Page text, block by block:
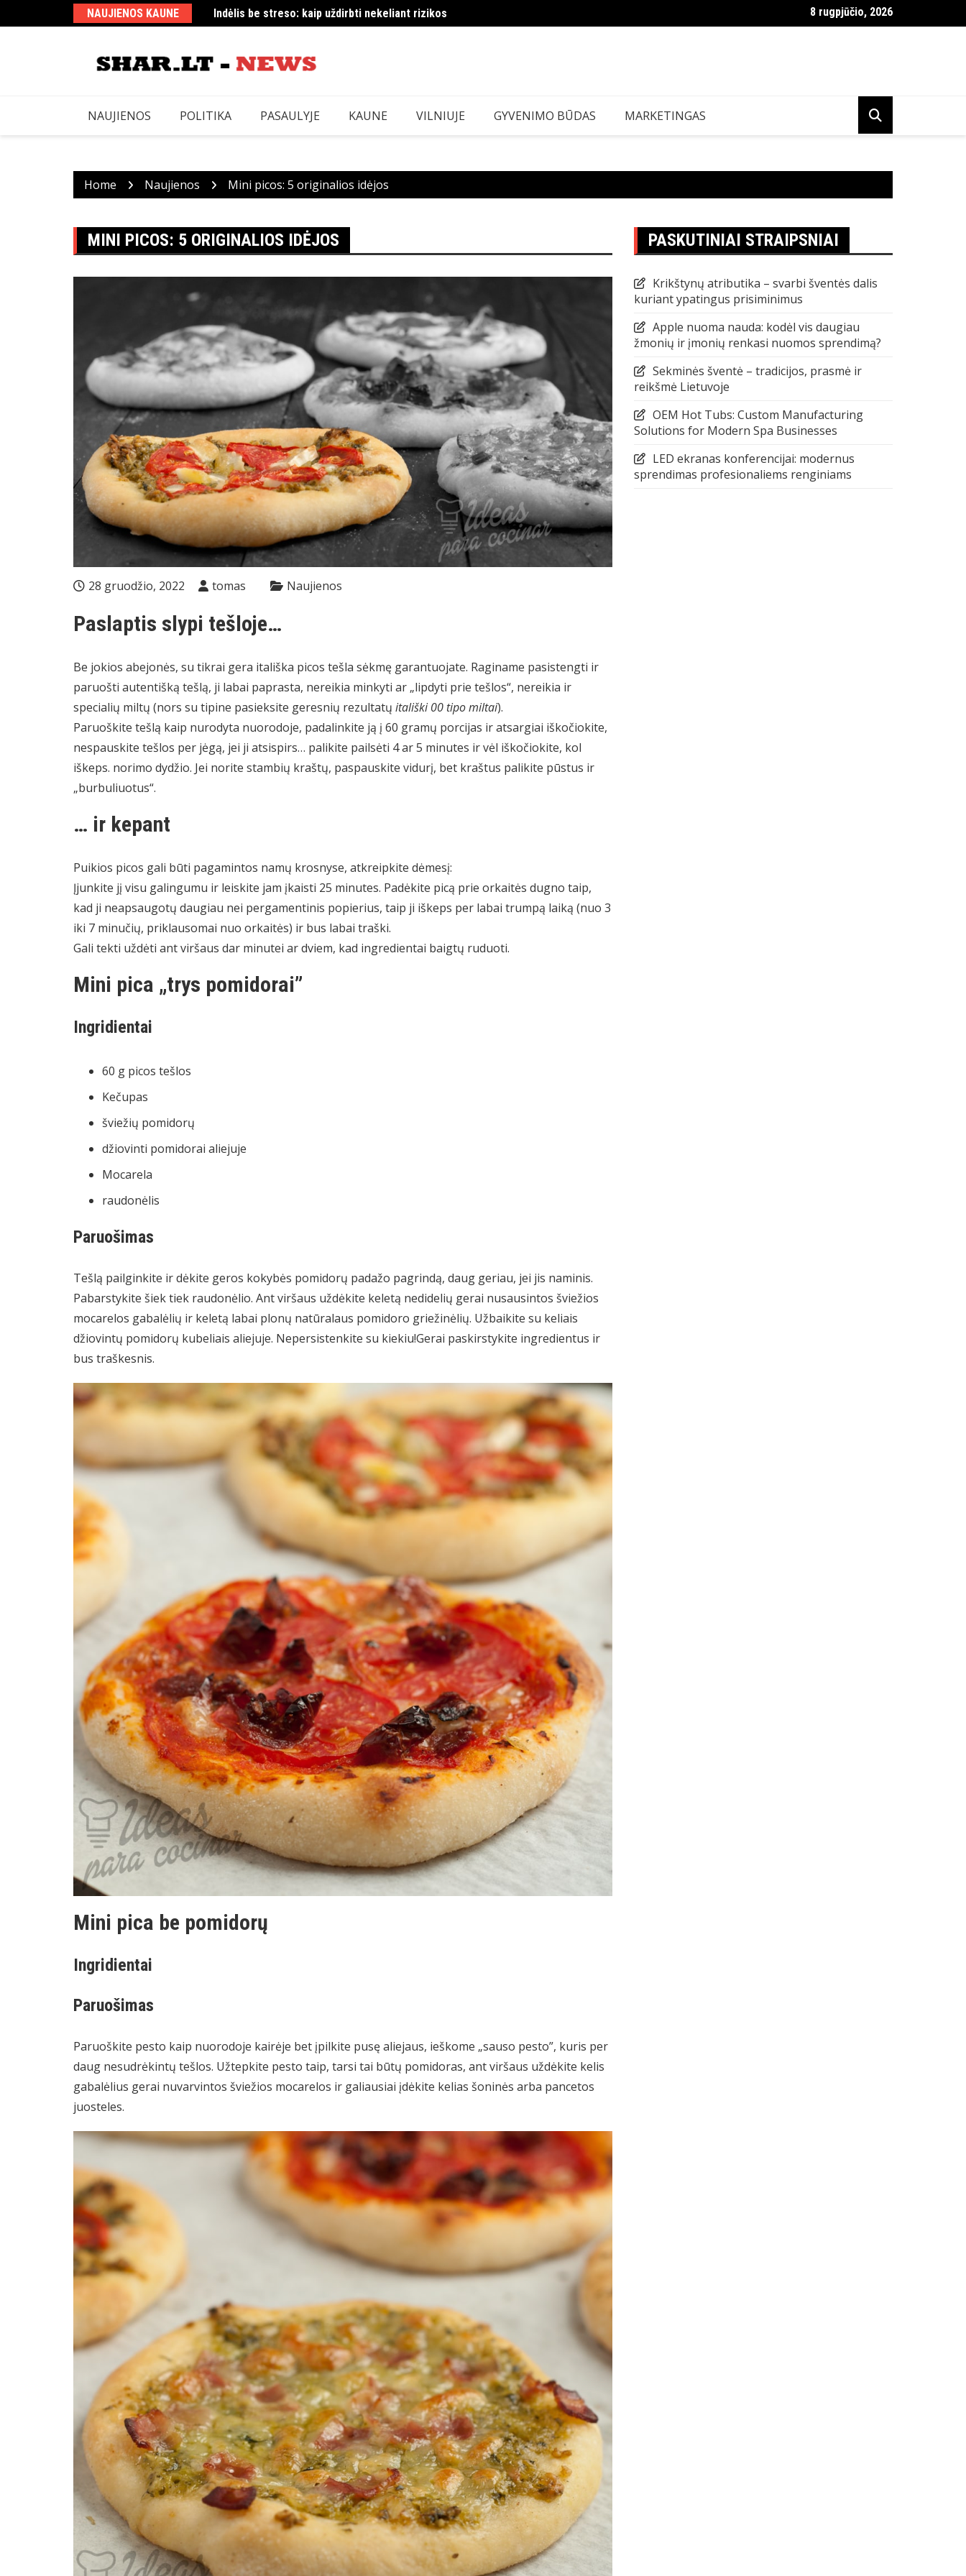
to
NAUJIENOS KAUNE Indėlis be streso: kaip uždirbti nekeliant rizikos
Ar „CS 1.6“ dar populiarus ir kaip atsiųsti žaidimus nemokamai iš „Cybersports.lt 8 rugpjūčio, 2026
NAUJIENOS POLITIKA PASAULYJE KAUNE VILNIUJE GYVENIMO BŪDAS MARKETINGAS
Home Naujienos Mini picos: 5 originalios idėjos
MINI PICOS: 5 ORIGINALIOS IDĖJOS
28 gruodžio, 2022 tomas Naujienos
Paslaptis slypi tešloje…
Be jokios abejonės, su tikrai gera itališka picos tešla sėkmę garantuojate. Raginame pasistengti ir
paruošti autentišką tešlą, ji labai paprasta, nereikia minkyti ar „lipdyti prie tešlos“, nereikia ir
specialių miltų (nors su tipine pasieksite geresnių rezultatų itališki 00 tipo miltai).
Paruoškite tešlą kaip nurodyta nuorodoje, padalinkite ją į 60 gramų porcijas ir atsargiai iškočiokite,
nespauskite tešlos per jėgą, jei ji atsispirs… palikite pailsėti 4 ar 5 minutes ir vėl iškočiokite, kol
iškeps. norimo dydžio. Jei norite stambių kraštų, paspauskite vidurį, bet kraštus palikite pūstus ir
„burbuliuotus“.
… ir kepant
Puikios picos gali būti pagamintos namų krosnyse, atkreipkite dėmesį:
Įjunkite jį visu galingumu ir leiskite jam įkaisti 25 minutes. Padėkite picą prie orkaitės dugno taip,
kad ji neapsaugotų daugiau nei pergamentinis popierius, taip ji iškeps per labai trumpą laiką (nuo 3
iki 7 minučių, priklausomai nuo orkaitės) ir bus labai traški.
Gali tekti uždėti ant viršaus dar minutei ar dviem, kad ingredientai baigtų ruduoti.
Mini pica „trys pomidorai”
Ingridientai
60 g picos tešlos
Kečupas
šviežių pomidorų
džiovinti pomidorai aliejuje
Mocarela
raudonėlis
Paruošimas
Tešlą pailginkite ir dėkite geros kokybės pomidorų padažo pagrindą, daug geriau, jei jis naminis.
Pabarstykite šiek tiek raudonėlio. Ant viršaus uždėkite keletą nedidelių gerai nusausintos šviežios
mocarelos gabalėlių ir keletą labai plonų natūralaus pomidoro griežinėlių. Užbaikite su keliais
džiovintų pomidorų kubeliais aliejuje. Nepersistenkite su kiekiu!Gerai paskirstykite ingredientus ir
bus traškesnis.
Mini pica be pomidorų
Ingridientai
Paruošimas
Paruoškite pesto kaip nuorodoje kairėje bet įpilkite pusę aliejaus, ieškome „sauso pesto”, kuris per
daug nesudrėkintų tešlos. Užtepkite pesto taip, tarsi tai būtų pomidoras, ant viršaus uždėkite kelis
gabalėlius gerai nuvarvintos šviežios mocarelos ir galiausiai įdėkite kelias šoninės arba pancetos
juosteles.
PASKUTINIAI STRAIPSNIAI
Krikštynų atributika – svarbi šventės dalis
kuriant ypatingus prisiminimus
Apple nuoma nauda: kodėl vis daugiau
žmonių ir įmonių renkasi nuomos sprendimą?
Sekminės šventė – tradicijos, prasmė ir
reikšmė Lietuvoje
OEM Hot Tubs: Custom Manufacturing
Solutions for Modern Spa Businesses
LED ekranas konferencijai: modernus
sprendimas profesionaliems renginiams